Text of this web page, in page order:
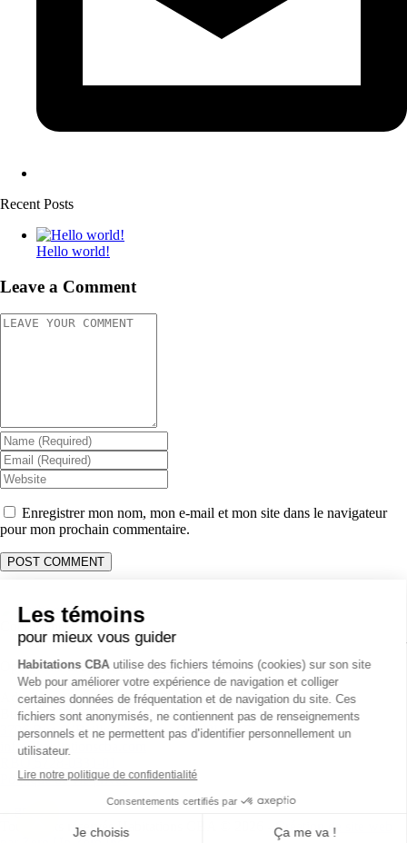
Recent Posts
Hello world!
Leave a Comment
Enregistrer mon nom, mon e-mail et mon site dans le navigateur
pour mon prochain commentaire.
Coordonnées
Opérations & Soumission:514 231-1915
Administration & Comptabilité:514 261-0058
Bureau:450 403-7376
3796 Rue O’Reilly, Carignan, QC J3L 4A7
info@habitationscba.com
Politique de vie privée
Tous droits réservés Habitations CBA © 2026 -Création de site web